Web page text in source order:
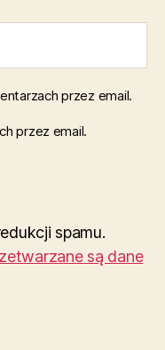
przez email.
przez email.
spamu.
są dane